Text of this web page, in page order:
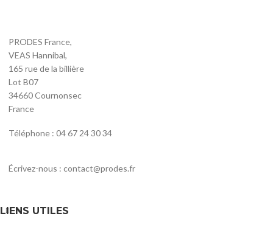
PRODES France,
VEAS Hannibal,
165 rue de la billière
Lot B07
34660 Cournonsec
France
Téléphone : 04 67 24 30 34
Écrivez-nous : contact@prodes.fr
LIENS UTILES